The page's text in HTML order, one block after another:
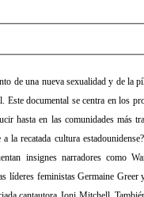
de una nueva sexualidad y de la
documental se centra en los
hasta en las comunidades más
la recatada cultura
insignes narradores como
líderes feministas Germaine Greer